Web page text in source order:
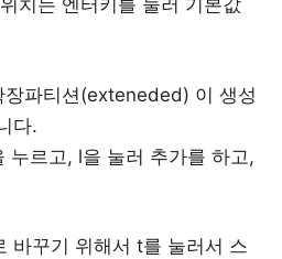
치는 엔터키를 눌러 기본값
장파티션(exteneded) 이 생성
다.
누르고, l을 눌러 추가를 하고,
바꾸기 위해서 t를 눌러서 스